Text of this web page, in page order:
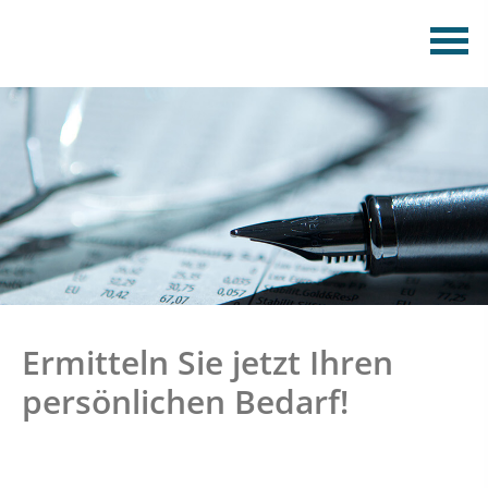
Ermitteln Sie jetzt Ihren
persönlichen Bedarf!